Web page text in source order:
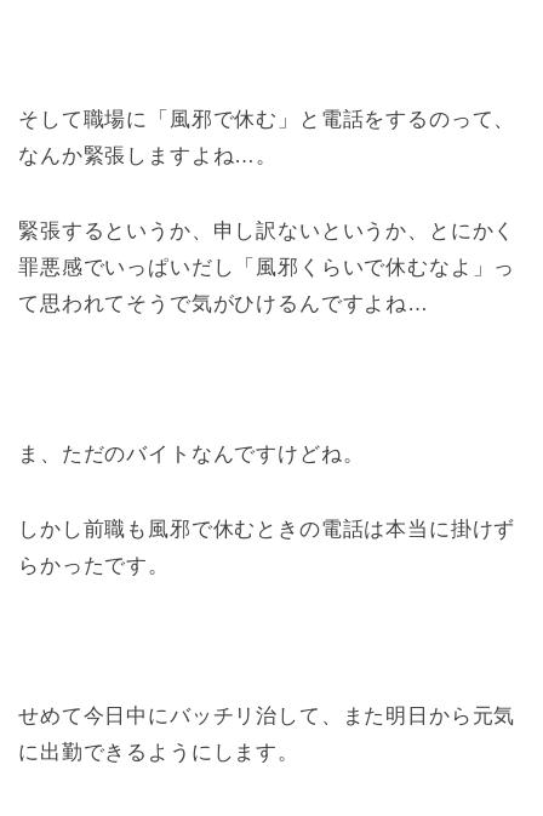
そして職場に「風邪で休む」と電話をするのって、
なんか緊張しますよね…。
緊張するというか、申し訳ないというか、とにかく
罪悪感でいっぱいだし「風邪くらいで休むなよ」っ
て思われてそうで気がひけるんですよね…
ま、ただのバイトなんですけどね。
しかし前職も風邪で休むときの電話は本当に掛けず
らかったです。
せめて今日中にバッチリ治して、また明日から元気
に出勤できるようにします。